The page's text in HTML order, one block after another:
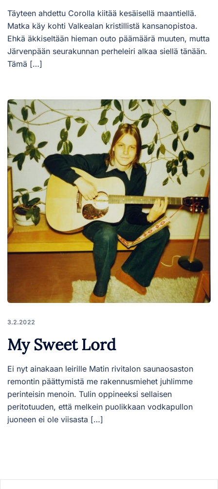
Täyteen ahdettu Corolla kiitää kesäisellä maantiellä.
Matka käy kohti Valkealan kristillistä kansanopistoa.
Ehkä äkkiseltään hieman outo päämäärä muuten, mutta
Järvenpään seurakunnan perheleiri alkaa siellä tänään.
Tämä […]
3.2.2022
My Sweet Lord
Ei nyt ainakaan leirille Matin rivitalon saunaosaston
remontin päättymistä me rakennusmiehet juhlimme
perinteisin menoin. Tulin oppineeksi sellaisen
peritotuuden, että melkein puolikkaan vodkapullon
juoneen ei ole viisasta […]